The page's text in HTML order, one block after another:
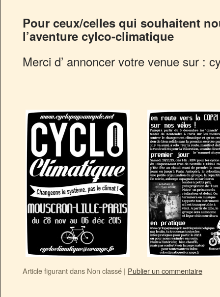
Pour ceux/celles qui souhaitent
l’aventure cylco-climatique
Merci d’ annoncer votre venue sur :
Article figurant dans Non classé | Publier un commentaire